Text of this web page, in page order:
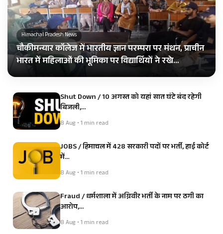
Himachal Pradesh News
चौकीमन्यार कॉलेज में भारतीय ज्ञान परम्परा पर मंथन, प्राचीन
भारत में महिलाओं की भूमिका पर विद्यार्थियों ने रखे…
Shut Down / 10 अगस्त को यहां सात घंटे बंद रहेगी
बिजली,…
8 Aug • 1 min read
JOBS / हिमाचल में 428 सरकारी पदों पर भर्ती, हाई कोर्ट
में…
8 Aug • 1 min read
Fraud / धर्मशाला में अग्निवीर भर्ती के नाम पर ठगी का
आरोप,…
8 Aug • 1 min read